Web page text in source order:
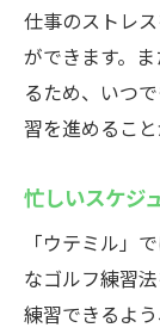
仕事のストレ
ができます。
るため、いつ
習を進めること
忙しいスケジ
「ウテミル」
なゴルフ練習
練習できるよ